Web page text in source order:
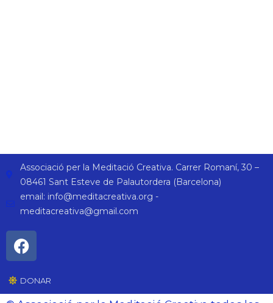
Associació per la Meditació Creativa. Carrer Romaní, 30 –
08461 Sant Esteve de Palautordera (Barcelona)
email: info@meditacreativa.org -
meditacreativa@gmail.com
DONAR